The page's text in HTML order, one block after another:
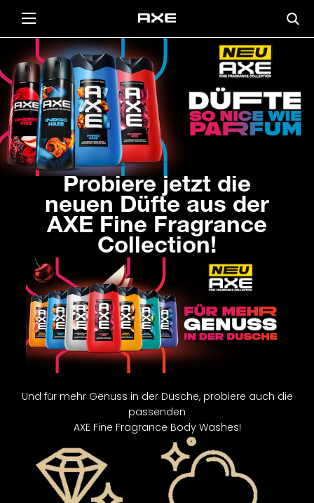
Probiere jetzt die
neuen Düfte aus der
AXE Fine Fragrance
Collection!​
Und für mehr Genuss in der Dusche, probiere auch die
passenden
AXE Fine Fragrance Body Washes!​